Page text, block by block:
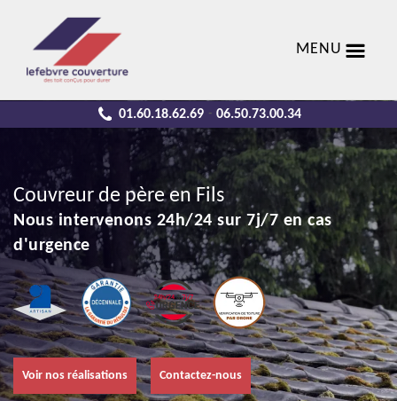
MENU
01.60.18.62.69 - 06.50.73.00.34
Couvreur de père en Fils
Nous intervenons 24h/24 sur 7j/7 en cas
d'urgence
Voir nos réalisations Contactez-nous